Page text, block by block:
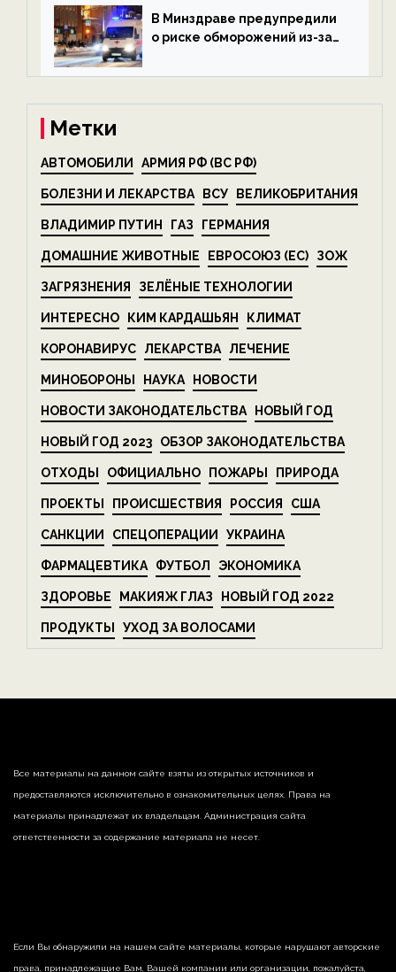
экологии на ECOportal
В Минздраве предупредили
о риске обморожений из-за
на ECOportal
Метки
АВТОМОБИЛИ АРМИЯ РФ (ВС РФ)
БОЛЕЗНИ И ЛЕКАРСТВА ВСУ ВЕЛИКОБРИТАНИЯ
ВЛАДИМИР ПУТИН ГАЗ ГЕРМАНИЯ
ДОМАШНИЕ ЖИВОТНЫЕ ЕВРОСОЮЗ (ЕС) ЗОЖ
ЗАГРЯЗНЕНИЯ ЗЕЛЁНЫЕ ТЕХНОЛОГИИ
ИНТЕРЕСНО КИМ КАРДАШЬЯН КЛИМАТ
КОРОНАВИРУС ЛЕКАРСТВА ЛЕЧЕНИЕ
МИНОБОРОНЫ НАУКА НОВОСТИ
НОВОСТИ ЗАКОНОДАТЕЛЬСТВА НОВЫЙ ГОД
НОВЫЙ ГОД 2023 ОБЗОР ЗАКОНОДАТЕЛЬСТВА
ОТХОДЫ ОФИЦИАЛЬНО ПОЖАРЫ ПРИРОДА
ПРОЕКТЫ ПРОИСШЕСТВИЯ РОССИЯ США
САНКЦИИ СПЕЦОПЕРАЦИИ УКРАИНА
ФАРМАЦЕВТИКА ФУТБОЛ ЭКОНОМИКА
ЗДОРОВЬЕ МАКИЯЖ ГЛАЗ НОВЫЙ ГОД 2022
ПРОДУКТЫ УХОД ЗА ВОЛОСАМИ
Все материалы на данном сайте взяты из открытых источников и
предоставляются исключительно в ознакомительных целях. Права на
материалы принадлежат их владельцам. Администрация сайта
ответственности за содержание материала не несет.
Если Вы обнаружили на нашем сайте материалы, которые нарушают авторские
права, принадлежащие Вам, Вашей компании или организации, пожалуйста,